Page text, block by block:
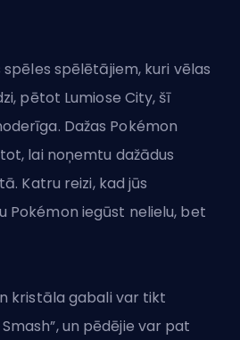
spēlētājiem, kuri vēlas
pētot Lumiose City, šī
Dažas Pokémon
lai noņemtu dažādus
Katru reizi, kad jūs
Pokémon iegūst nelielu, bet
kristāla gabali var tikt
un pēdējie var pat